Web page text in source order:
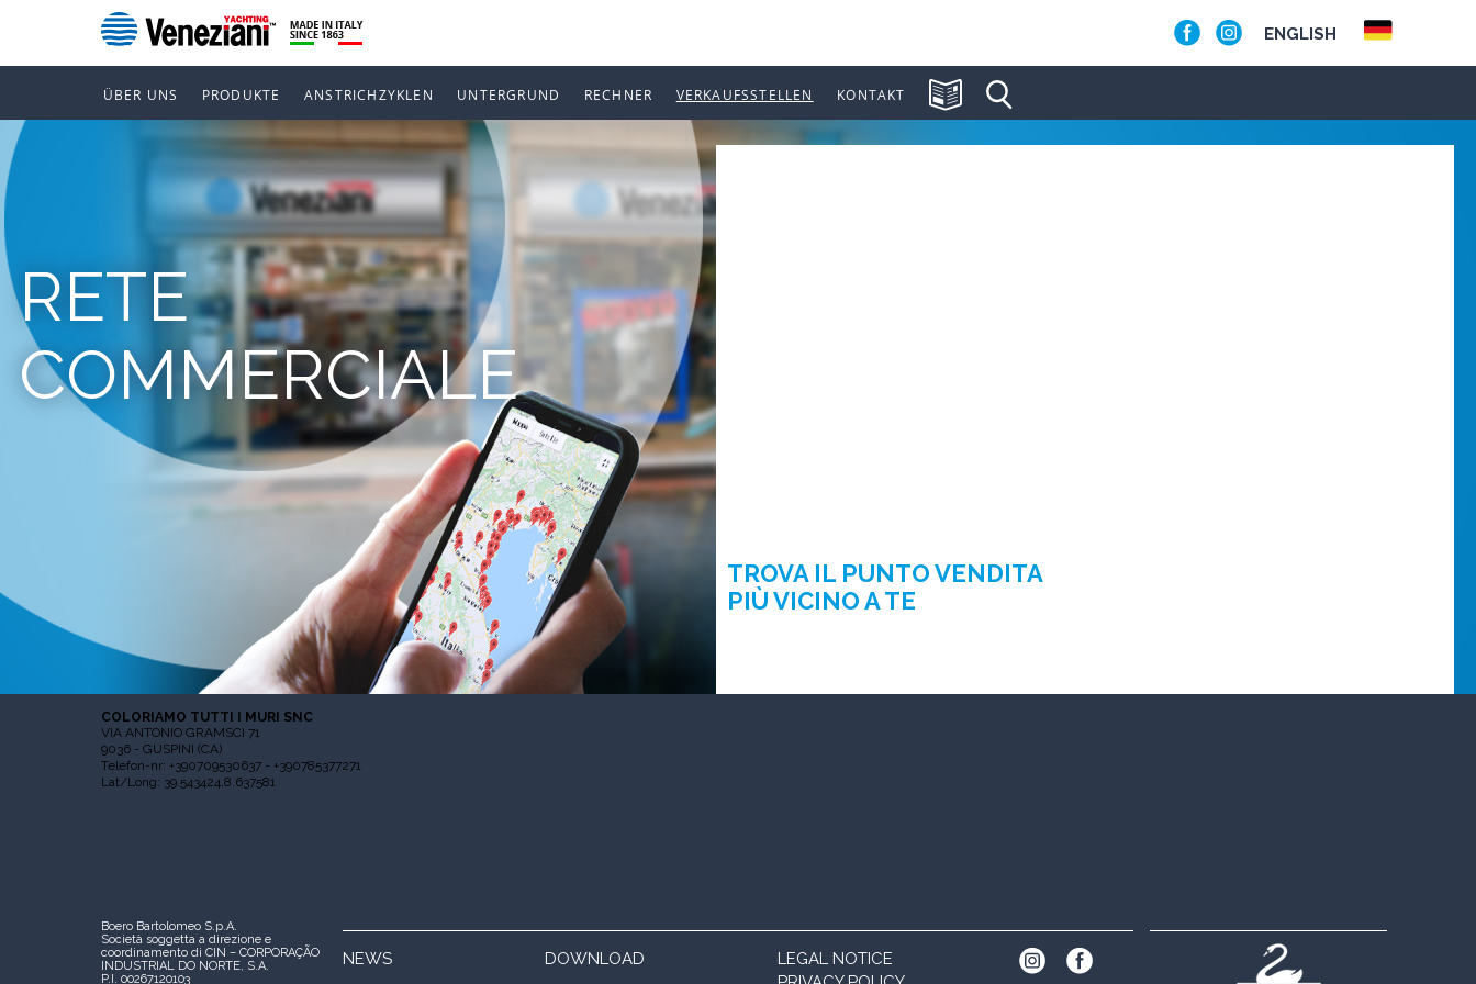
ENGLISH
ÜBER UNS PRODUKTE ANSTRICHZYKLEN UNTERGRUND RECHNER VERKAUFSSTELLEN KONTAKT
RETE
COMMERCIALE
TROVA IL PUNTO VENDITA
PIÙ VICINO A TE
COLORIAMO TUTTI I MURI SNC
VIA ANTONIO GRAMSCI 71
9036 - GUSPINI (CA)
Telefon-nr: +390709530637 - +390785377271
Lat/Long: 39.543424,8.637581
Boero Bartolomeo S.p.A.
Società soggetta a direzione e
coordinamento di CIN – CORPORAÇÃO
INDUSTRIAL DO NORTE, S.A.
P.I. 00267120103
NEWS DOWNLOAD
LEGAL NOTICE